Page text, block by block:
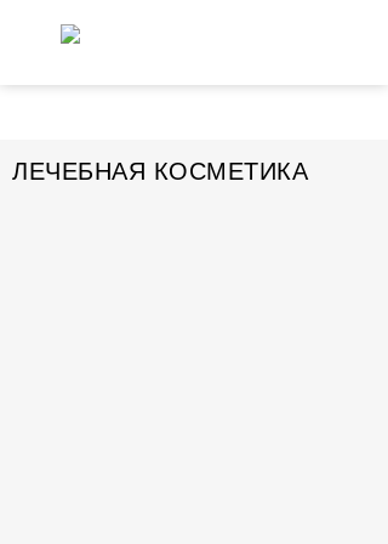
ЛЕЧЕБНАЯ КОСМЕТИКА